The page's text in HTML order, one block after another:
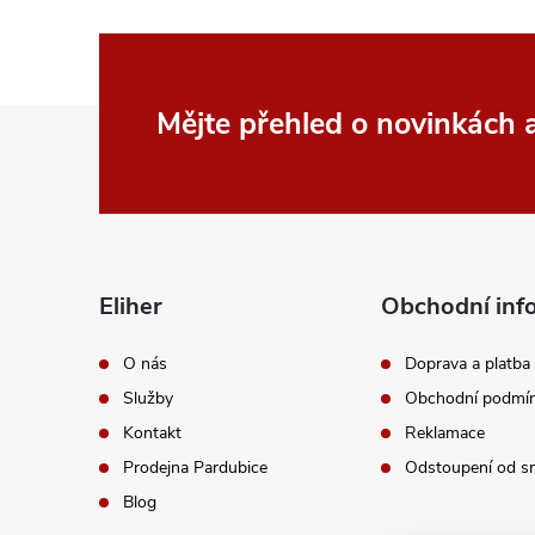
Mějte přehled o novinkách
Eliher
O nás
Služby
Kontakt
Prodejna Pardubice
Blog
Obchodní
Doprava a platba
Obchodní
Reklamace
Odstoupení od